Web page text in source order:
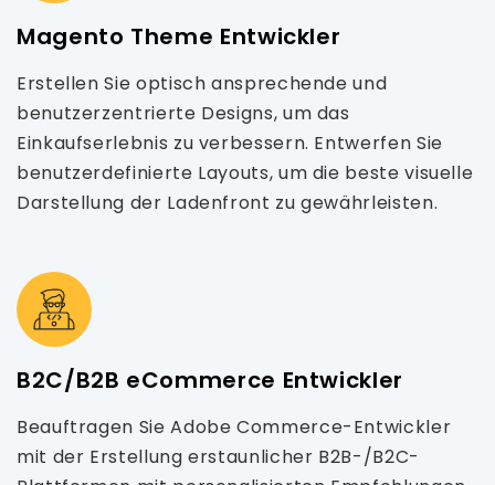
Magento Theme Entwickler
Erstellen Sie optisch ansprechende und
benutzerzentrierte Designs, um das
Einkaufserlebnis zu verbessern. Entwerfen Sie
benutzerdefinierte Layouts, um die beste visuelle
Darstellung der Ladenfront zu gewährleisten.
B2C/B2B eCommerce Entwickler
Beauftragen Sie Adobe Commerce-Entwickler
mit der Erstellung erstaunlicher B2B-/B2C-